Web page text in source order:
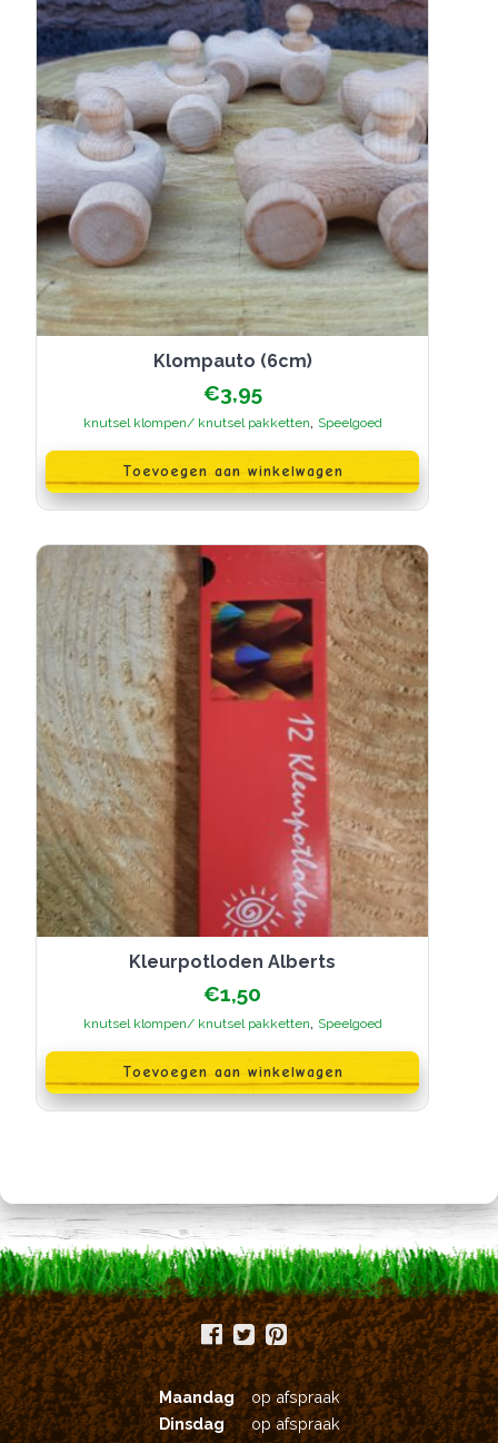
Klompauto (6cm)
€3,95
knutsel klompen/ knutsel pakketten Speelgoed
Toevoegen aan winkelwagen
kleurpotloden Alberts
€1,50
knutsel klompen/ knutsel pakketten Speelgoed
Toevoegen aan winkelwagen
Maandag
op afspraak
Dinsdag
op afspraak